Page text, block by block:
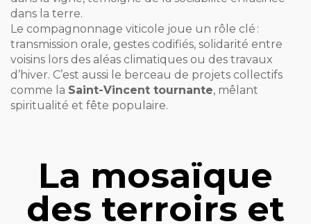
dans la terre.
Le compagnonnage viticole joue un rôle clé :
transmission orale, gestes codifiés, solidarité entre
voisins lors des aléas climatiques ou des travaux
d’hiver. C’est aussi le berceau de projets collectifs
comme la Saint-Vincent tournante, mêlant
spiritualité et fête populaire.
La mosaïque
des terroirs et